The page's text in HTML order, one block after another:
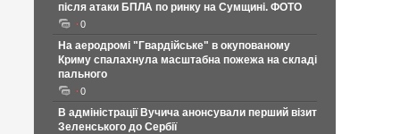
після атаки БПЛА по ринку на Сумщині. ФОТО
0
На аеродромі "Гвардійське" в окупованому
Криму спалахнула масштабна пожежа на складі
пального
0
В адміністрації Вучича анонсували перший візит
Зеленського до Сербії